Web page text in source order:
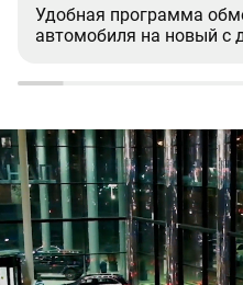
Удобная программа
автомобиля на новый с